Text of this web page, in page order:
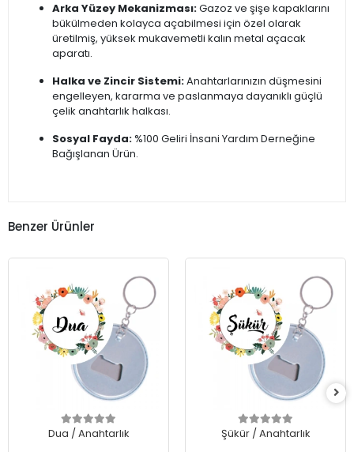
Arka Yüzey Mekanizması:Gazoz ve şişe kapaklarını
bükülmeden kolayca açabilmesi için özel olarak
üretilmiş, yüksek mukavemetli kalın metal açacak
aparatı.
Halka ve Zincir Sistemi:Anahtarlarınızın düşmesini
engelleyen, kararma ve paslanmaya dayanıklı güçlü
çelik anahtarlık halkası.
Sosyal Fayda: %100 Geliri İnsani Yardım Derneğine
Bağışlanan Ürün.
Benzer Ürünler
Dua / Anahtarlık Şükür / Anahtarlık